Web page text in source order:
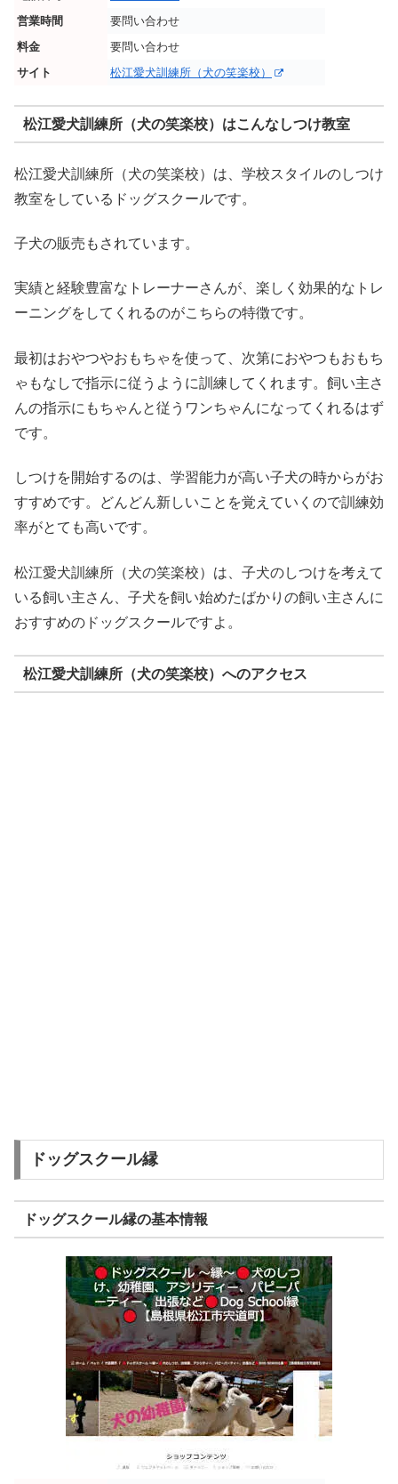
営業時間
要問い合わせ
料金
要問い合わせ
サイト
松江愛犬訓練所（犬の笑楽校）
松江愛犬訓練所（犬の笑楽校）はこんなしつけ教室
松江愛犬訓練所（犬の笑楽校）は、学校スタイルのしつけ
教室をしているドッグスクールです。
子犬の販売もされています。
実績と経験豊富なトレーナーさんが、楽しく効果的なトレ
ーニングをしてくれるのがこちらの特徴です。
最初はおやつやおもちゃを使って、次第におやつもおもち
ゃもなしで指示に従うように訓練してくれます。飼い主さ
んの指示にもちゃんと従うワンちゃんになってくれるはず
です。
しつけを開始するのは、学習能力が高い子犬の時からがお
すすめです。どんどん新しいことを覚えていくので訓練効
率がとても高いです。
松江愛犬訓練所（犬の笑楽校）は、子犬のしつけを考えて
いる飼い主さん、子犬を飼い始めたばかりの飼い主さんに
おすすめのドッグスクールですよ。
松江愛犬訓練所（犬の笑楽校）へのアクセス
ドッグスクール縁
ドッグスクール縁の基本情報